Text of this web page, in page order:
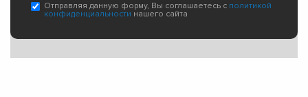
Отправляя данную форму, Вы соглашаетесь с политикой
конфиденциальности нашего сайта